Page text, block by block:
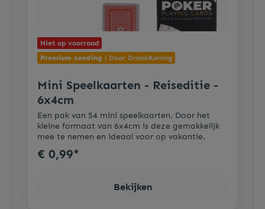
Niet op voorraad
Premium zending | Door DrankKoning
Mini Speelkaarten - Reiseditie -
6x4cm
Een pak van 54 mini speelkaarten. Door het
kleine formaat van 6x4cm is deze gemakkelijk
mee te nemen en ideaal voor op vakantie.
€ 0,99*
Bekijken